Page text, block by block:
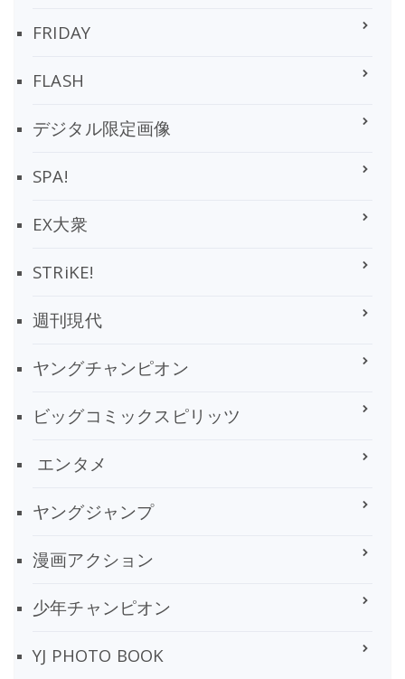
FRIDAY
FLASH
デジタル限定画像
SPA!
EX大衆
STRiKE!
週刊現代
ヤングチャンピオン
ビッグコミックスピリッツ
エンタメ
ヤングジャンプ
漫画アクション
少年チャンピオン
YJ PHOTO BOOK